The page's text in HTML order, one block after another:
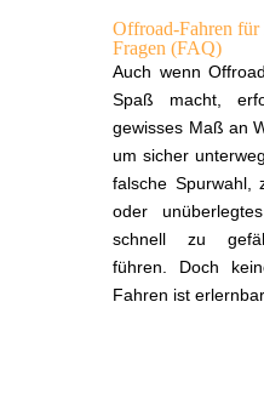
Offroad-Fahren
Fragen (FAQ)
Auch wenn
Spaß macht,
gewisses Maß an
um sicher
falsche Spurwahl,
oder
schnell zu
führen. Doch
Fahren ist